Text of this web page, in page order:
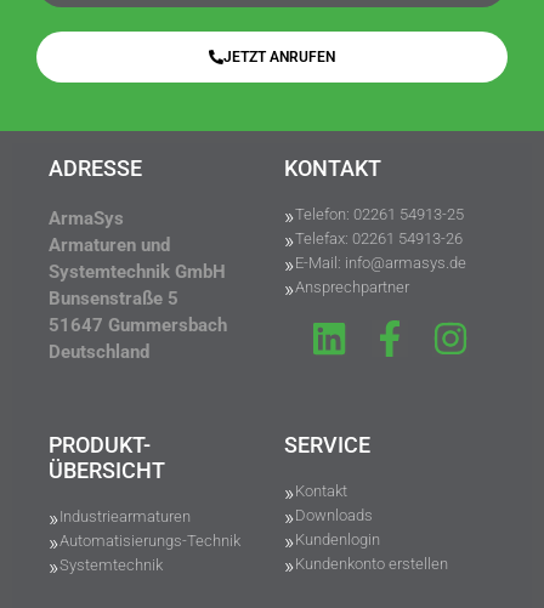
JETZT ANRUFEN
ADRESSE
ArmaSys
Armaturen und
Systemtechnik GmbH
Bunsenstraße 5
51647 Gummersbach
Deutschland
KONTAKT
Telefon: 02261 54913-25
Telefax: 02261 54913-26
E-Mail: info@armasys.de
Ansprechpartner
PRODUKT-
ÜBERSICHT
Industriearmaturen
Automatisierungs-Technik
Systemtechnik
SERVICE
Kontakt
Downloads
Kundenlogin
Kundenkonto erstellen